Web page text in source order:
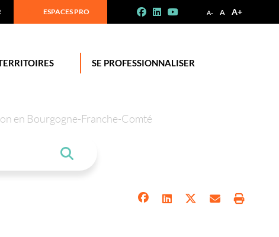
A- A A+
ESPACES PRO
SE PROFESSIONNALISER
en Bourgogne-Franche-Comté